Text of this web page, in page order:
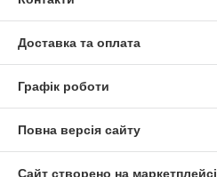
Доставка та оплата
Графік роботи
Повна версія сайту
Сайт створено на маркетплейсі